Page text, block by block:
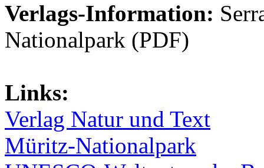
Verlags-Information:
Nationalpark (PDF)
Links:
Verlag Natur und Text
Müritz-Nationalpark